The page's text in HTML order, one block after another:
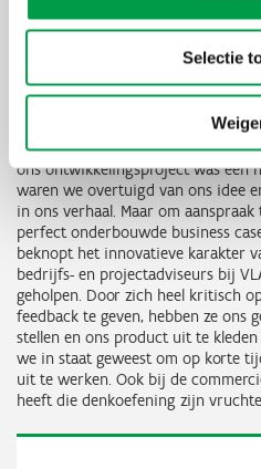
Selectie
Checkmate
Begeleiding en steun
Voor de ontwikkeling van
VLAIO. Thomas Meersseman: “De
ons ontwikkelingsproject was een
waren we overtuigd van ons idee
in ons verhaal. Maar om
perfect onderbouwde business
beknopt het innovatieve karakter
bedrijfs- en projectadviseurs bij
geholpen. Door zich heel kritisch
feedback te geven, hebben ze ons
stellen en ons product uit te
we in staat geweest om op korte
uit te werken. Ook bij de
heeft die denkoefening zijn